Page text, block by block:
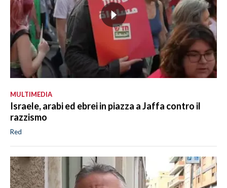
MULTIMEDIA
Israele, arabi ed ebrei in piazza a Jaffa contro il
razzismo
Red